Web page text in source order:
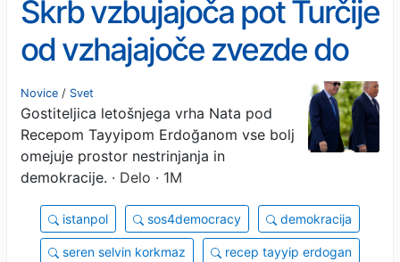
Skrb vzbujajoča pot Turčije
od vzhajajoče zvezde do
polavtoritarnega režima
Novice / Svet
Gostiteljica letošnjega vrha Nata pod
Recepom Tayyipom Erdoğanom vse bolj
omejuje prostor nestrinjanja in
demokracije. · Delo · 1M
istanpol sos4democracy demokracija
seren selvin korkmaz recep tayyip erdogan